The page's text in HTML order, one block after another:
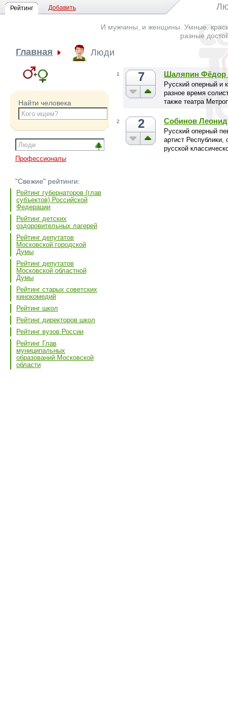
Рейтинг Добавить
И мужчины, и женщины. Умные,
разные
Главная Люди
Найти человека
Профессионалы
"Свежие" рейтинги:
Рейтинг губернаторов (глав
субъектов) Российской
Федерации
Рейтинг детских
оздоровительных лагерей
Рейтинг депутатов
Московской городской
Думы
Рейтинг депутатов
Московской областной
Думы
Рейтинг старых советских
кинокомедий
Рейтинг школ
Рейтинг директоров школ
Рейтинг вузов России
Рейтинг Глав
муниципальных
образований Московской
области
1 7 Шаляпин Фёдор
Русский оперный и
разное время
также театра
2 2 Собинов
Русский оперный
артист Республики,
русской